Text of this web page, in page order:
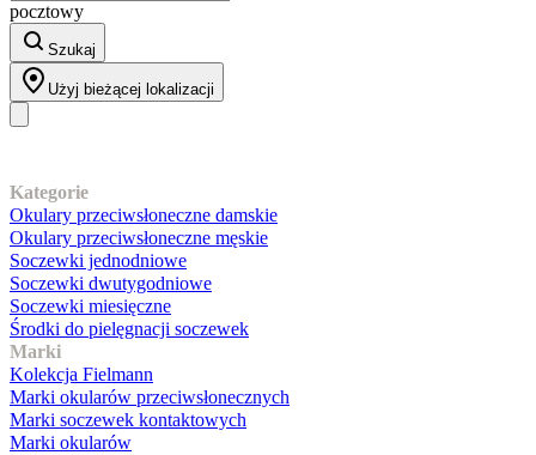
pocztowy
Szukaj
Użyj bieżącej lokalizacji
Kategorie
Okulary przeciwsłoneczne damskie
Okulary przeciwsłoneczne męskie
Soczewki jednodniowe
Soczewki dwutygodniowe
Soczewki miesięczne
Środki do pielęgnacji soczewek
Marki
Kolekcja Fielmann
Marki okularów przeciwsłonecznych
Marki soczewek kontaktowych
Marki okularów